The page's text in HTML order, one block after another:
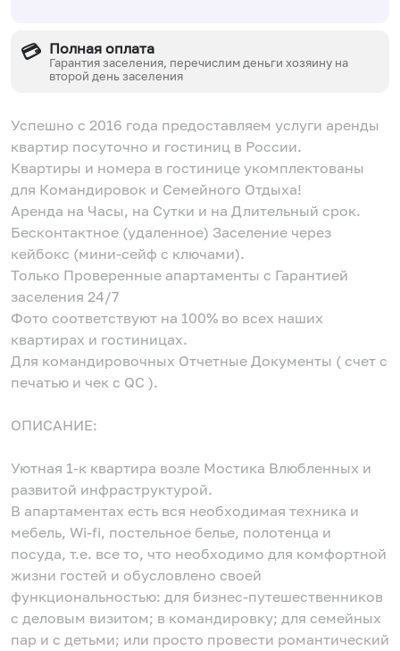
💳 Полная оплата
Гарантия заселения, перечислим деньги хозяину на
второй день заселения
Успешно c 2016 года предоставляем услуги аренды
квартир посуточно и гостиниц в России.
Квартиры и номера в гостинице укомплектованы
для Командировок и Семейного Отдыха!
Аренда на Часы, на Сутки и на Длительный срок.
Бесконтактное (удаленное) Заселение через
кейбокс (мини-сейф с ключами).
Только Проверенные апартаменты с Гарантией
заселения 24/7
Фото соответствуют на 100% во всех наших
квартирах и гостиницах.
Для командировочных Отчетные Документы ( счет с
печатью и чек с QC ).
ОПИСАНИЕ:
Уютная 1-к квартира возле Мостика Влюбленных и
развитой инфраструктурой.
В апартаментах есть вся необходимая техника и
мебель, Wi-fi, постельное белье, полотенца и
посуда, т.е. все то, что необходимо для комфортной
жизни гостей и обусловлено своей
функциональностью: для бизнес-путешественников
с деловым визитом; в командировку; для семейных
пар и с детьми; или просто провести романтический